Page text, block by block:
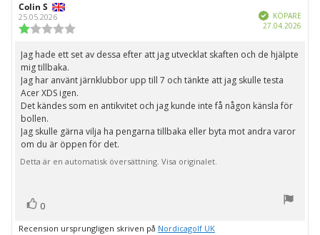
Recensionsförfattare:
Colin S
25.05.2026
utav
5
Bekräftad
KÖPARE
27.04.2026
Recensionstext:
Jag hade ett set av dessa efter att jag utvecklat skaften och de hjälpte
mig tillbaka.
Jag har använt järnklubbor upp till 7 och tänkte att jag skulle testa
Acer XDS igen.
Det kändes som en antikvitet och jag kunde inte få någon känsla för
bollen.
Jag skulle gärna vilja ha pengarna tillbaka eller byta mot andra varor
om du är öppen för det.
Detta är en automatisk översättning. Visa originalet.
Rösta
0
Recension ursprungligen skriven på Nordicagolf UK